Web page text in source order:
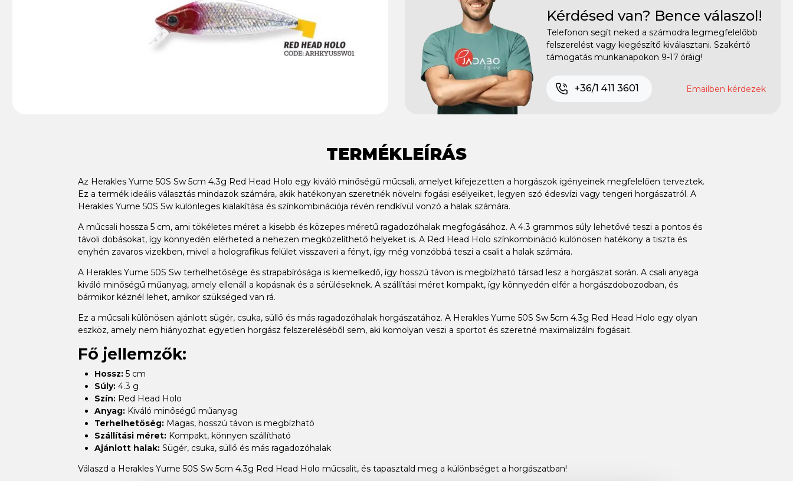
Kérdésed van? Bence válaszol!
Telefonon segít neked a számodra legmegfelelőbb
felszerelést vagy kiegészítő kiválasztani. Szakértő
támogatás munkanapokon 9-17 óráig!
+36/1 411 3601 Emailben kérdezek
TERMÉKLEÍRÁS
Az Herakles Yume 50S Sw 5cm 4.3g Red Head Holo egy kiváló minőségű műcsali, amelyet kifejezetten a horgászok igényeinek megfelelően terveztek.
Ez a termék ideális választás mindazok számára, akik hatékonyan szeretnék növelni fogási esélyeiket, legyen szó édesvízi vagy tengeri horgászatról. A
Herakles Yume 50S Sw különleges kialakítása és színkombinációja révén rendkívül vonzó a halak számára.
A műcsali hossza 5 cm, ami tökéletes méret a kisebb és közepes méretű ragadozóhalak megfogásához. A 4.3 grammos súly lehetővé teszi a pontos és
távoli dobásokat, így könnyedén elérheted a nehezen megközelíthető helyeket is. A Red Head Holo színkombináció különösen hatékony a tiszta és
enyhén zavaros vizekben, mivel a holografikus felület visszaveri a fényt, így még vonzóbbá teszi a csalit a halak számára.
A Herakles Yume 50S Sw terhelhetősége és strapabírósága is kiemelkedő, így hosszú távon is megbízható társad lesz a horgászat során. A csali anyaga
kiváló minőségű műanyag, amely ellenáll a kopásnak és a sérüléseknek. A szállítási méret kompakt, így könnyedén elfér a horgászdobozodban, és
bármikor kéznél lehet, amikor szükséged van rá.
Ez a műcsali különösen ajánlott sügér, csuka, süllő és más ragadozóhalak horgászatához. A Herakles Yume 50S Sw 5cm 4.3g Red Head Holo egy olyan
eszköz, amely nem hiányozhat egyetlen horgász felszereléséből sem, aki komolyan veszi a sportot és szeretné maximalizálni fogásait.
Fő jellemzők:
Hossz: 5 cm
Súly: 4.3 g
Szín: Red Head Holo
Anyag: Kiváló minőségű műanyag
Terhelhetőség: Magas, hosszú távon is megbízható
Szállítási méret: Kompakt, könnyen szállítható
Ajánlott halak: Sügér, csuka, süllő és más ragadozóhalak
Válaszd a Herakles Yume 50S Sw 5cm 4.3g Red Head Holo műcsalit, és tapasztald meg a különbséget a horgászatban!